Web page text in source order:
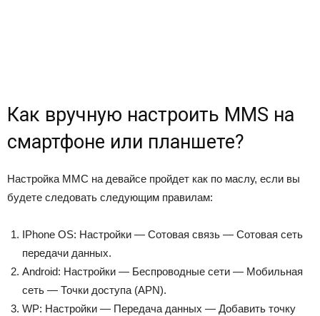
Как вручную настроить MMS на
смартфоне или планшете?
Настройка ММС на девайсе пройдет как по маслу, если вы
будете следовать следующим правилам:
IPhone OS: Настройки — Сотовая связь — Сотовая сеть
передачи данных.
Android: Настройки — Беспроводные сети — Мобильная
сеть — Точки доступа (APN).
WP: Настройки — Передача данных — Добавить точку